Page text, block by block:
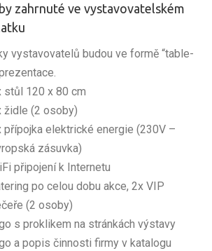
zahrnuté ve vystavovatelském
vystavovatelů budou ve formě “table-
stůl 120 x 80 cm
židle (2 osoby)
přípojka elektrické energie (230V –
zásuvka)
připojení k Internetu
po celou dobu akce, 2x VIP
(2 osoby)
s proklikem na stránkách výstavy
a popis činnosti firmy v katalogu